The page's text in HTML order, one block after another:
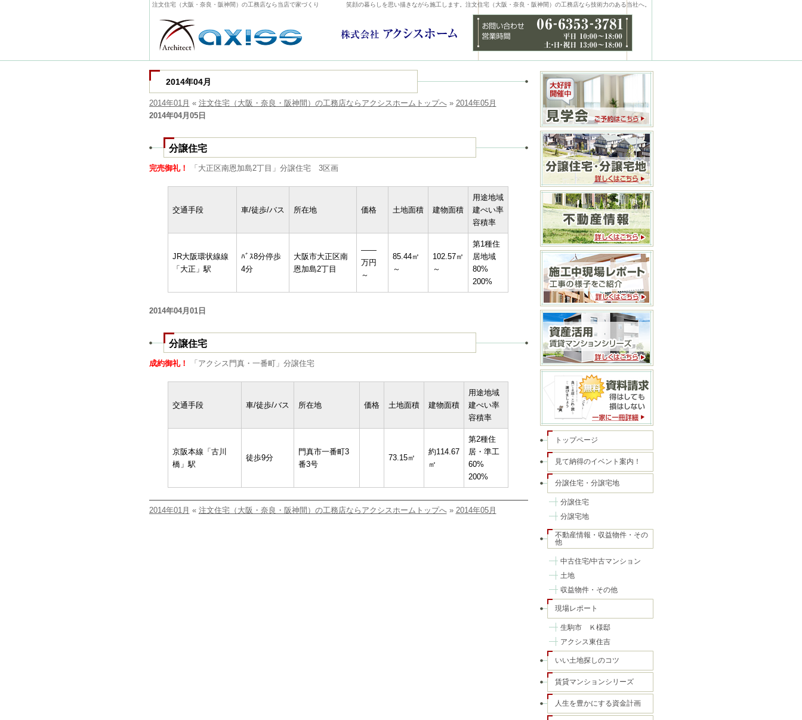
2014年04月
笑顔の暮らしを思い描きながら施工します。注文住宅（大阪・奈良・阪神間）の工務店なら技術力のある当社へ。
注文住宅（大阪・奈良・阪神間）の工務店なら当店で家づくり
2014年01月 « 注文住宅（大阪・奈良・阪神間）の工務店ならアクシスホームトップへ» 2014年05月
2014年04月05日
分譲住宅
完売御礼！ 「大正区南恩加島2丁目」分譲住宅 3区画
交通手段 車/徒歩/バス 所在地 価格 土地面積 建物面積
用途地域
建ぺい率
容積率
JR大阪環状線線
「大正」駅
ﾊﾞｽ8分停歩
4分
大阪市大正区南
恩加島2丁目
――
万円
～
85.44㎡
～
102.57㎡
～
第1種住
居地域
80%
200%
2014年04月01日
分譲住宅
成約御礼！ 「アクシス門真・一番町」分譲住宅
交通手段 車/徒歩/バス 所在地 価格 土地面積 建物面積
用途地域
建ぺい率
容積率
京阪本線「古川
橋」駅
徒歩9分
門真市一番町3
番3号
73.15㎡
約114.67
㎡
第2種住
居・準工
60%
200%
2014年01月 « 注文住宅（大阪・奈良・阪神間）の工務店ならアクシスホームトップへ» 2014年05月
トップページ
見て納得のイベント案内！
分譲住宅・分譲宅地
分譲住宅
分譲宅地
不動産情報・収益物件・その
他
中古住宅/中古マンション
土地
収益物件・その他
現場レポート
生駒市 Ｋ様邸
アクシス東住吉
いい土地探しのコツ
賃貸マンションシリーズ
人生を豊かにする資金計画